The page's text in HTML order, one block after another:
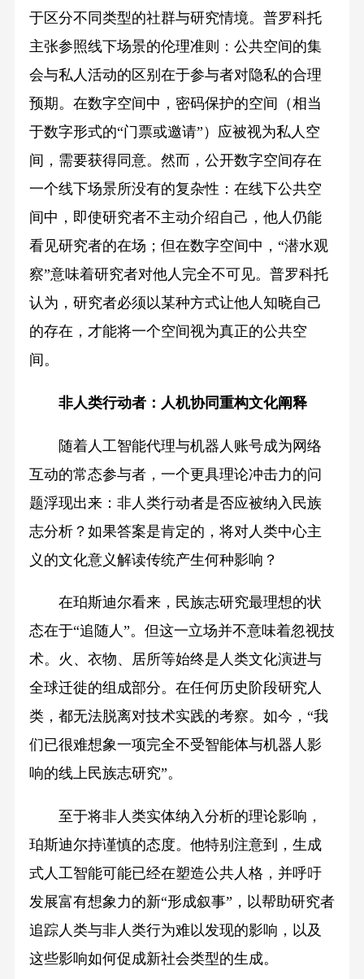
于区分不同类型的社群与研究情境。普罗科托
主张参照线下场景的伦理准则：公共空间的集
会与私人活动的区别在于参与者对隐私的合理
预期。在数字空间中，密码保护的空间（相当
于数字形式的“门票或邀请”）应被视为私人空
间，需要获得同意。然而，公开数字空间存在
一个线下场景所没有的复杂性：在线下公共空
间中，即使研究者不主动介绍自己，他人仍能
看见研究者的在场；但在数字空间中，“潜水观
察”意味着研究者对他人完全不可见。普罗科托
认为，研究者必须以某种方式让他人知晓自己
的存在，才能将一个空间视为真正的公共空
间。
非人类行动者：人机协同重构文化阐释
随着人工智能代理与机器人账号成为网络
互动的常态参与者，一个更具理论冲击力的问
题浮现出来：非人类行动者是否应被纳入民族
志分析？如果答案是肯定的，将对人类中心主
义的文化意义解读传统产生何种影响？
在珀斯迪尔看来，民族志研究最理想的状
态在于“追随人”。但这一立场并不意味着忽视技
术。火、衣物、居所等始终是人类文化演进与
全球迁徙的组成部分。在任何历史阶段研究人
类，都无法脱离对技术实践的考察。如今，“我
们已很难想象一项完全不受智能体与机器人影
响的线上民族志研究”。
至于将非人类实体纳入分析的理论影响，
珀斯迪尔持谨慎的态度。他特别注意到，生成
式人工智能可能已经在塑造公共人格，并呼吁
发展富有想象力的新“形成叙事”，以帮助研究者
追踪人类与非人类行为难以发现的影响，以及
这些影响如何促成新社会类型的生成。